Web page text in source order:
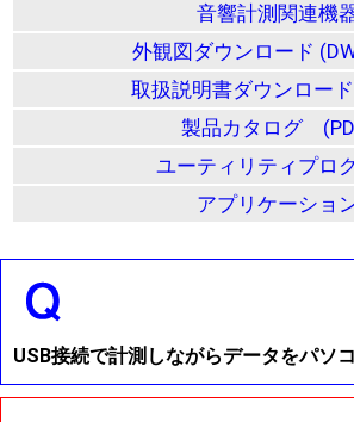
音響計測関連機
外観図ダウンロード
取扱説明書ダウンロー
製品カタログ
ユーティリティプロ
アプリケーショ
USB接続で計測しながらデータをパソ